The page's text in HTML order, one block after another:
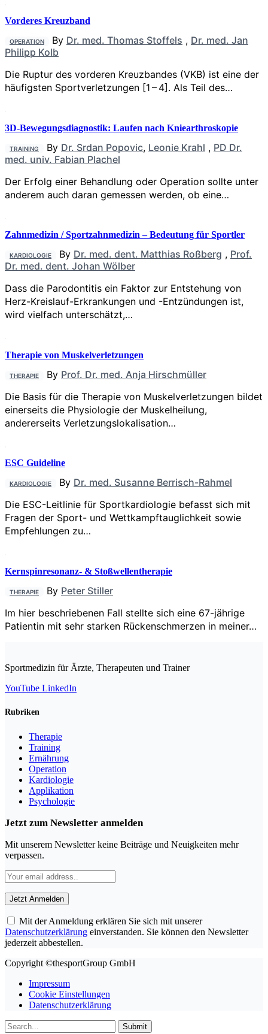
Vorderes Kreuzband
OPERATION By Dr. med. Thomas Stoffels , Dr. med. Jan
Philipp Kolb
Die Ruptur des vorderen Kreuzbandes (VKB) ist eine der
häufigsten Sportverletzungen [1 – 4]. Als Teil des…
3D-Bewegungsdiagnostik: Laufen nach Kniearthroskopie
TRAINING By Dr. Srdan Popovic, Leonie Krahl , PD Dr.
med. univ. Fabian Plachel
Der Erfolg einer Behandlung oder Operation sollte unter
anderem auch daran gemessen werden, ob eine…
Zahnmedizin / Sportzahnmedizin – Bedeutung für Sportler
KARDIOLOGIE By Dr. med. dent. Matthias Roßberg , Prof.
Dr. med. dent. Johan Wölber
Dass die Parodontitis ein Faktor zur Entstehung von
Herz-Kreislauf-Erkrankungen und -Entzündungen ist,
wird vielfach unterschätzt,…
Therapie von Muskelverletzungen
THERAPIE By Prof. Dr. med. Anja Hirschmüller
Die Basis für die Therapie von Muskelverletzungen bildet
einerseits die Physiologie der Muskelheilung,
andererseits Verletzungslokalisation…
ESC Guideline
KARDIOLOGIE By Dr. med. Susanne Berrisch-Rahmel
Die ESC-Leitlinie für Sportkardiologie befasst sich mit
Fragen der Sport- und Wettkampftauglichkeit sowie
Empfehlungen zu…
Kernspinresonanz- & Stoßwellentherapie
THERAPIE By Peter Stiller
Im hier beschriebenen Fall stellte sich eine 67-jährige
Patientin mit sehr starken Rückenschmerzen in meiner…
Sportmedizin für Ärzte, Therapeuten und Trainer
YouTube LinkedIn
Rubriken
Therapie
Training
Ernährung
Operation
Kardiologie
Applikation
Psychologie
Jetzt zum Newsletter anmelden
Mit unserem Newsletter keine Beiträge und Neuigkeiten mehr
verpassen.
Mit der Anmeldung erklären Sie sich mit unserer
Datenschutzerklärung einverstanden. Sie können den Newsletter
jederzeit abbestellen.
Copyright ©thesportGroup GmbH
Impressum
Cookie Einstellungen
Datenschutzerklärung
Submit